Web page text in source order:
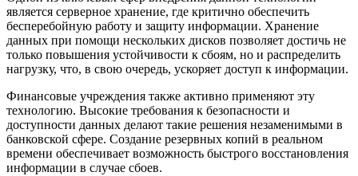
является серверное хранение, где критично обеспечить
бесперебойную работу и защиту информации. Хранение
данных при помощи нескольких дисков позволяет достичь не
только повышения устойчивости к сбоям, но и распределить
нагрузку, что, в свою очередь, ускоряет доступ к информации.
Финансовые учреждения также активно применяют эту
технологию. Высокие требования к безопасности и
доступности данных делают такие решения незаменимыми в
банковской сфере. Создание резервных копий в реальном
времени обеспечивает возможность быстрого восстановления
информации в случае сбоев.